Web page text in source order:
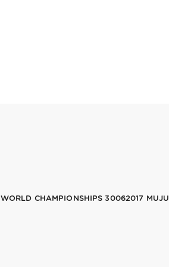
WORLD CHAMPIONSHIPS 30062017 MUJU